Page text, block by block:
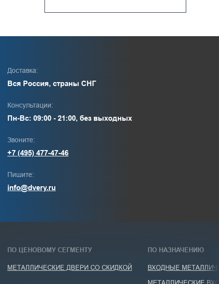
Доставка:
Вся Россия, страны СНГ
Консультации:
Пн-Вс: 09:00 - 21:00, без выходных
Звоните:
+7 (495) 477-47-46
Пишите:
info@dvery.ru
ПО ЦЕНОВОМУ СЕГМЕНТУ
МЕТАЛЛИЧЕСКИЕ ДВЕРИ СО СКИДКОЙ
ПО НАЗНАЧЕНИЮ
ВХОДНЫЕ